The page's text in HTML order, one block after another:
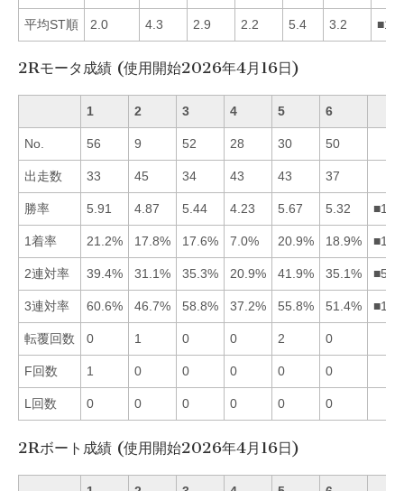
平均ST順 2.0 4.3 2.9 2.2 5.4 3.2
2Rモータ成績 (使用開始2026年4月16日)
1 2 3 4 5 6
No. 56 9 52 28 30 50
出走数 33 45 34 43 43 37
勝率 5.91 4.87 5.44 4.23 5.67 5.32
1着率 21.2% 17.8% 17.6% 7.0% 20.9% 18.9%
2連対率 39.4% 31.1% 35.3% 20.9% 41.9% 35.1%
3連対率 60.6% 46.7% 58.8% 37.2% 55.8% 51.4%
転覆回数 0 1 0 0 2 0
F回数 1 0 0 0 0 0
L回数 0 0 0 0 0 0
2Rボート成績 (使用開始2026年4月16日)